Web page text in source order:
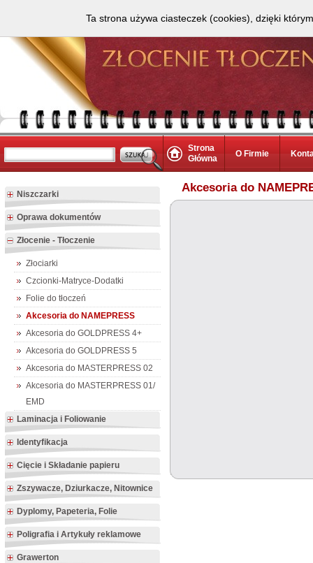
Strona
Główna
O Firmie
Niszczarki
Oprawa dokumentów
Złocenie - Tłoczenie
Złociarki
Czcionki-Matryce-Dodatki
Folie do tłoczeń
Akcesoria do NAMEPRESS
Akcesoria do GOLDPRESS 4+
Akcesoria do GOLDPRESS 5
Akcesoria do MASTERPRESS 02
Akcesoria do MASTERPRESS 01/
EMD
Laminacja i Foliowanie
Identyfikacja
Cięcie i Składanie papieru
Zszywacze, Dziurkacze, Nitownice
Dyplomy, Papeteria, Folie
Poligrafia i Artykuły reklamowe
Grawerton
Akcesoria do
Ta strona używa ciasteczek (cookies), dzięki